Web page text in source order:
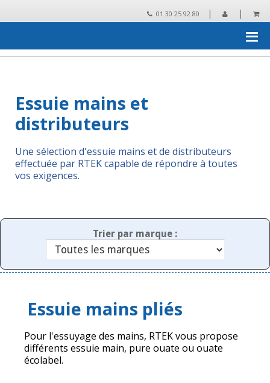
01 30 25 92 80 | |
Essuie mains
Essuie mains et
distributeurs
Une sélection d'essuie mains et de distributeurs
effectuée par RTEK capable de répondre à toutes
vos exigences.
Trier par marque :
Essuie mains pliés
Pour l'essuyage des mains, RTEK vous propose
différents essuie main, pure ouate ou ouate
écolabel.